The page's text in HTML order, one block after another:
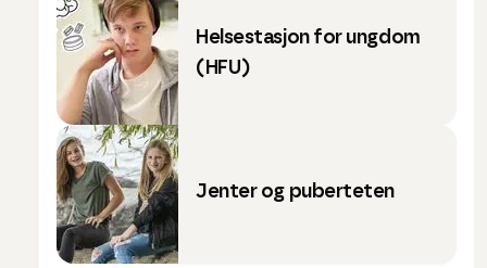
Helsestasjon for ungdom
(HFU)
Jenter og puberteten